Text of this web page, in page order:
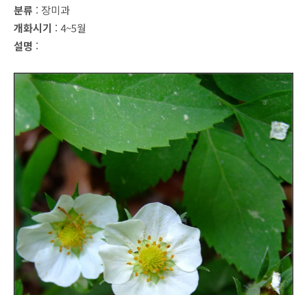
분류 : 장미과
개화시기 : 4~5월
설명 :